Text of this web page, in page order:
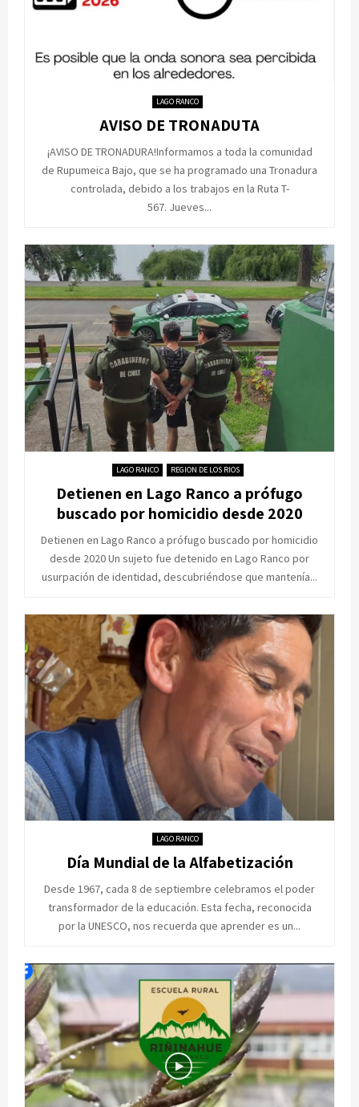
LAGO RANCO
AVISO DE TRONADUTA
¡AVISO DE TRONADURA!Informamos a toda la comunidad
de Rupumeica Bajo, que se ha programado una Tronadura
controlada, debido a los trabajos en la Ruta T-
567. Jueves...
LAGO RANCO REGION DE LOS RIOS
Detienen en Lago Ranco a prófugo
buscado por homicidio desde 2020
Detienen en Lago Ranco a prófugo buscado por homicidio
desde 2020 Un sujeto fue detenido en Lago Ranco por
usurpación de identidad, descubriéndose que mantenía...
LAGO RANCO
Día Mundial de la Alfabetización
Desde 1967, cada 8 de septiembre celebramos el poder
transformador de la educación. Esta fecha, reconocida
por la UNESCO, nos recuerda que aprender es un...